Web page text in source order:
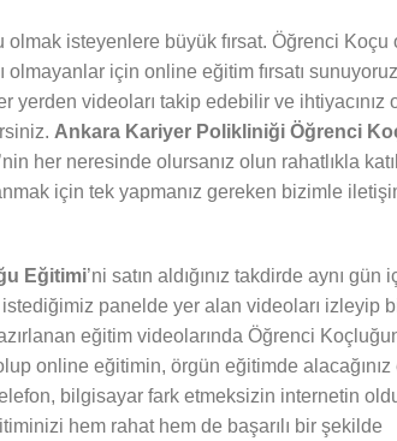
isteyenlere büyük fırsat. Öğrenci Koçu
için online eğitim fırsatı
videoları takip edebilir ve ihtiyacınız
Ankara Kariyer Polikliniği Öğrenci
her neresinde olursanız olun rahatlıkla
için tek yapmanız gereken bizimle
Eğitimi’ni satın aldığınız takdirde aynı gün
panelde yer alan videoları izleyip
eğitim videolarında Öğrenci
online eğitimin, örgün eğitimde alacağınız
bilgisayar fark etmeksizin internetin
hem rahat hem de başarılı bir şekilde